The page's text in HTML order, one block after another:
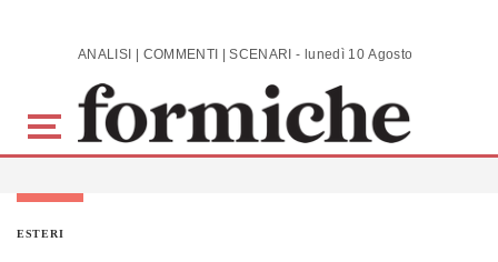
Skip to main content ANALISI | COMMENTI | SCENARI - lunedì 10 Agosto 2026
ESTERI